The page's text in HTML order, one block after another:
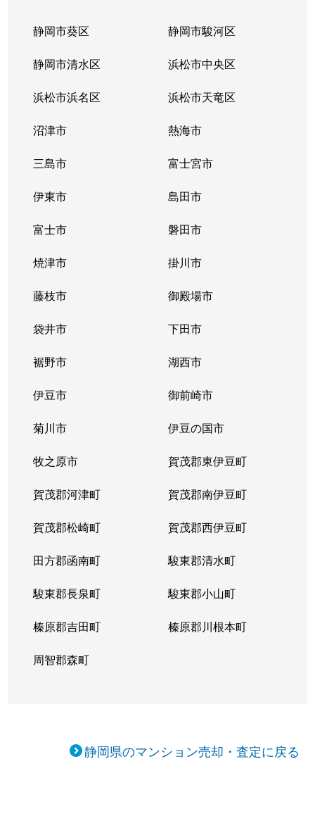
静岡市葵区 静岡市駿河区
静岡市清水区 浜松市中央区
浜松市浜名区 浜松市天竜区
沼津市 熱海市
三島市 富士宮市
伊東市 島田市
富士市 磐田市
焼津市 掛川市
藤枝市 御殿場市
袋井市 下田市
裾野市 湖西市
伊豆市 御前崎市
菊川市 伊豆の国市
牧之原市 賀茂郡東伊豆町
賀茂郡河津町 賀茂郡南伊豆町
賀茂郡松崎町 賀茂郡西伊豆町
田方郡函南町 駿東郡清水町
駿東郡長泉町 駿東郡小山町
榛原郡吉田町 榛原郡川根本町
周智郡森町
静岡県のマンション売却・査定に戻る